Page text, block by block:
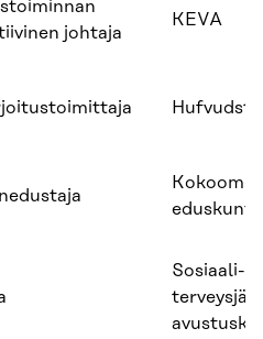
johtaja
KEVA
Sosiaali- ja